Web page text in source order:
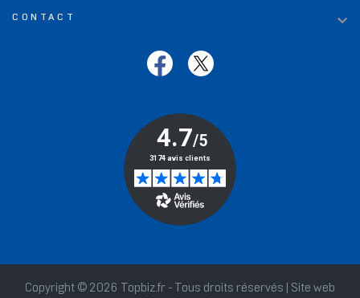
CONTACT 
Copyright © 2026 Topbiz.fr - Tous droits réservés | Site web